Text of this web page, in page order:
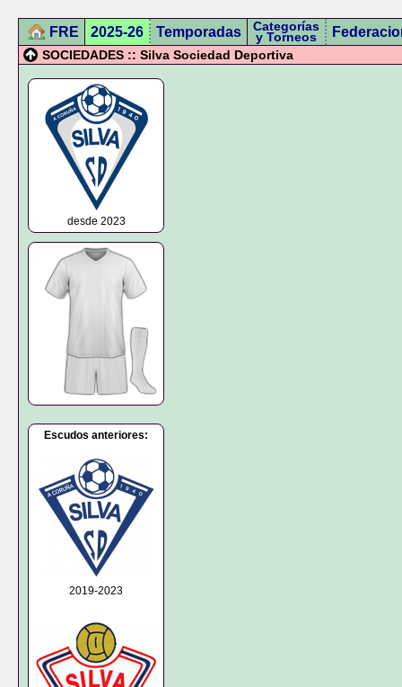
FRE 2025-26 Temporadas Categorías
y Torneos
SOCIEDADES :: Silva Sociedad Deportiva
desde 2023
Escudos anteriores:
2019-2023